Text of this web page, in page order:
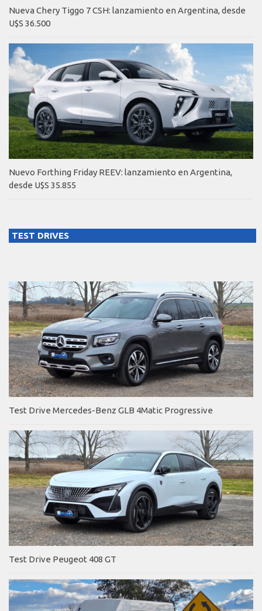
Nueva Chery Tiggo 7 CSH: lanzamiento en Argentina, desde
U$S 36.500
Nuevo Forthing Friday REEV: lanzamiento en Argentina,
desde U$S 35.855
TEST DRIVES
Test Drive Mercedes-Benz GLB 4Matic Progressive
Test Drive Peugeot 408 GT